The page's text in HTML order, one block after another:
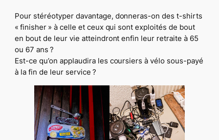
Pour stéréotyper davantage, donneras-on des t-shirts
« finisher » à celle et ceux qui sont exploités de bout
en bout de leur vie atteindront enfin leur retraite à 65
ou 67 ans ?
Est-ce qu’on applaudira les coursiers à vélo sous-payé
à la fin de leur service ?